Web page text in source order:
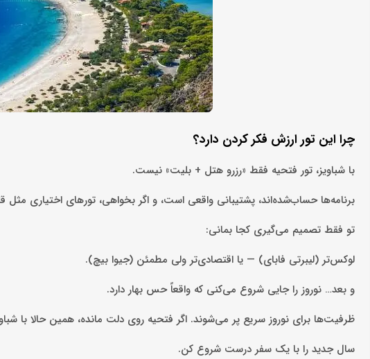
چرا این تور ارزش فکر کردن دارد؟
با شباویز، تور فتحیه فقط «رزرو هتل + بلیت» نیست.
برنامه‌ها حساب‌شده‌اند، پشتیبانی واقعی است، و اگر بخواهی، تورهای اختیاری مثل
تو فقط تصمیم می‌گیری کجا بمانی:
لوکس‌تر (لیبرتی فابای) — یا اقتصادی‌تر ولی مطمئن (جیوا بیچ).
و بعد… نوروز را جایی شروع می‌کنی که واقعاً حس بهار دارد.
ظرفیت‌ها برای نوروز سریع پر می‌شوند. اگر فتحیه روی دلت مانده، همین حالا با
سال جدید را با یک سفر درست شروع کن.